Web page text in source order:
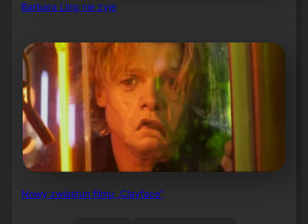
Barbara Ling nie żyje
Nowy zwiastun filmu „Clayface”